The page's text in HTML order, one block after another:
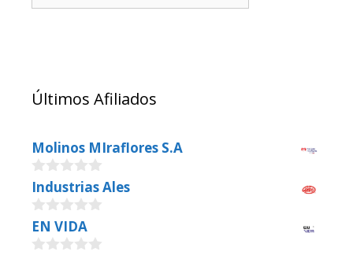
Últimos Afiliados
Molinos MIraflores S.A
0
o
u
t
o
f
Industrias Ales
0
o
u
EN VIDA